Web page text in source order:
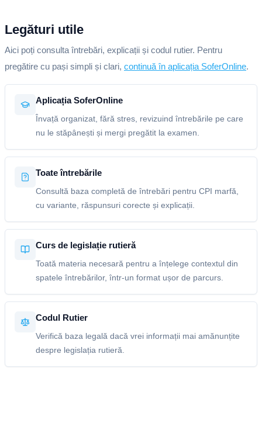
Legături utile
Aici poți consulta întrebări, explicații și codul rutier. Pentru
pregătire cu pași simpli și clari, continuă în aplicația SoferOnline.
Aplicația SoferOnline
Învață organizat, fără stres, revizuind întrebările pe care
nu le stăpânești și mergi pregătit la examen.
Toate întrebările
Consultă baza completă de întrebări pentru CPI marfă,
cu variante, răspunsuri corecte și explicații.
Curs de legislație rutieră
Toată materia necesară pentru a înțelege contextul din
spatele întrebărilor, într-un format ușor de parcurs.
Codul Rutier
Verifică baza legală dacă vrei informații mai amănunțite
despre legislația rutieră.